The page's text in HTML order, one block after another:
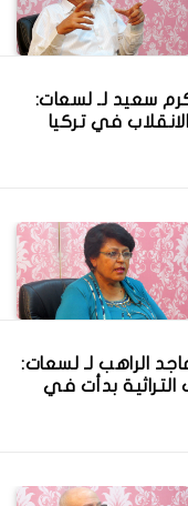
سعيد لـ لسعات:
في تركيا
الراهب لـ لسعات:
بدأت في